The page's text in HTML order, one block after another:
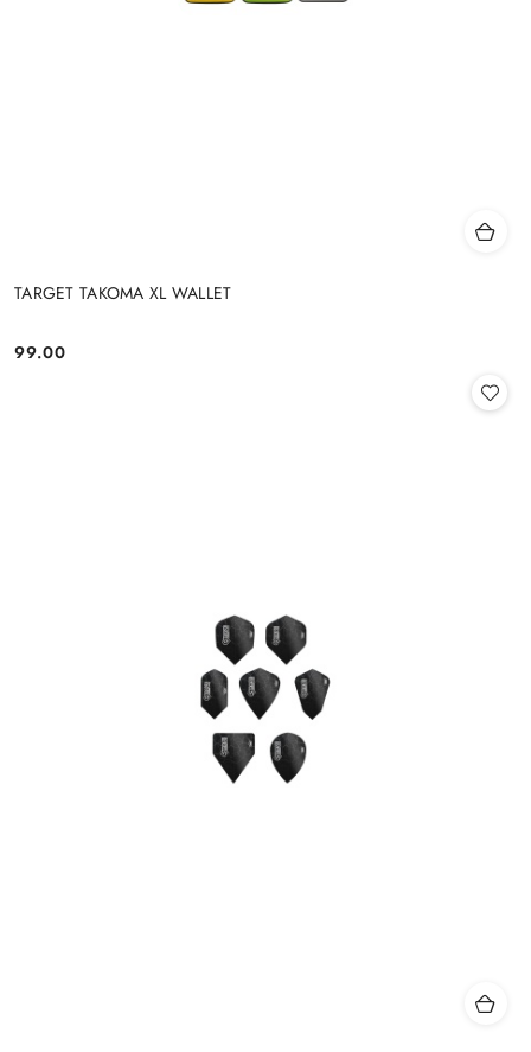
TARGET TAKOMA XL WALLET
Cena:
99.00